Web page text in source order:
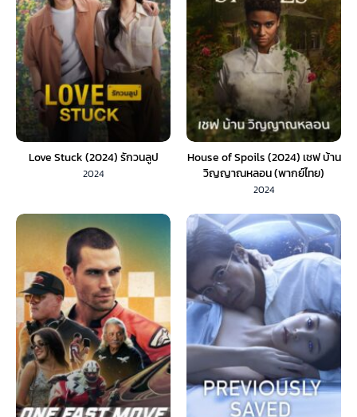
Love Stuck (2024) รักวนลูป
2024
House of Spoils (2024) เชฟ บ้าน
วิญญาณหลอน (พากย์ไทย)
2024